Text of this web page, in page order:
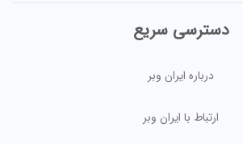
دسترسی سریع
درباره ایران وبر
ارتباط با ایران وبر